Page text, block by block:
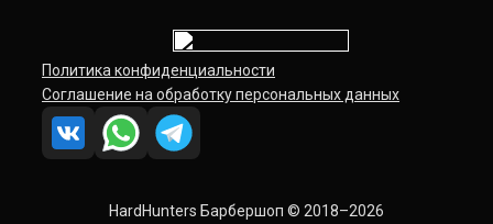
Политика конфиденциальности
Соглашение на обработку персональных данных
HardHunters Барбершоп © 2018–2026